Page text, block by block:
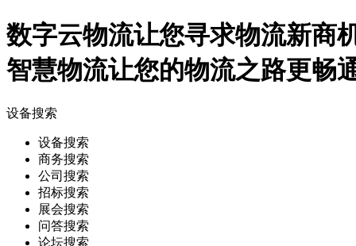
数字云物流让您寻求物流新商
智慧物流让您的物流之路更畅
设备搜索
设备搜索
商务搜索
公司搜索
招标搜索
展会搜索
问答搜索
论坛搜索